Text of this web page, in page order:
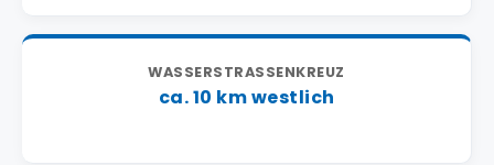
WASSERSTRASSENKREUZ
ca. 10 km westlich